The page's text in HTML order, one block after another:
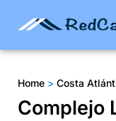
Home > Costa
Complejo